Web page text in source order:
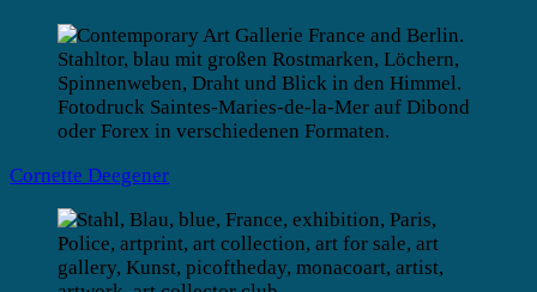
Cornette Deegener